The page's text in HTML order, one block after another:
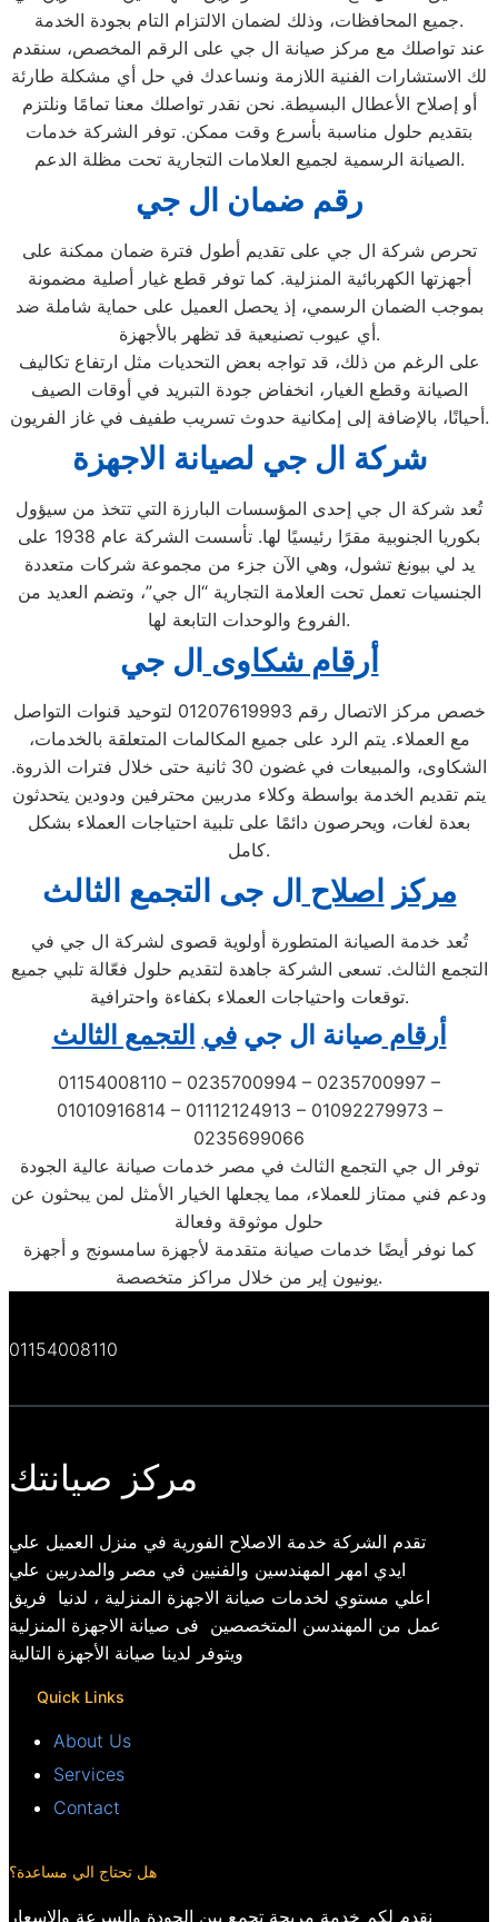
جميع المحافظات، وذلك لضمان الالتزام التام بجودة الخدمة.
عند تواصلك مع مركز صيانة ال جي على الرقم المخصص، سنقدم
لك الاستشارات الفنية اللازمة ونساعدك في حل أي مشكلة طارئة
أو إصلاح الأعطال البسيطة. نحن نقدر تواصلك معنا تمامًا ونلتزم
بتقديم حلول مناسبة بأسرع وقت ممكن. توفر الشركة خدمات
الصيانة الرسمية لجميع العلامات التجارية تحت مظلة الدعم.
رقم ضمان ال جي
تحرص شركة ال جي على تقديم أطول فترة ضمان ممكنة على
أجهزتها الكهربائية المنزلية. كما توفر قطع غيار أصلية مضمونة
بموجب الضمان الرسمي، إذ يحصل العميل على حماية شاملة ضد
أي عيوب تصنيعية قد تظهر بالأجهزة.
على الرغم من ذلك، قد تواجه بعض التحديات مثل ارتفاع تكاليف
الصيانة وقطع الغيار، انخفاض جودة التبريد في أوقات الصيف
أحيانًا، بالإضافة إلى إمكانية حدوث تسريب طفيف في غاز الفريون.
شركة ال جي لصيانة الاجهزة
تُعد شركة ال جي إحدى المؤسسات البارزة التي تتخذ من سيؤول
بكوريا الجنوبية مقرًا رئيسيًا لها. تأسست الشركة عام 1938 على
يد لي بيونغ تشول، وهي الآن جزء من مجموعة شركات متعددة
الجنسيات تعمل تحت العلامة التجارية “ال جي”، وتضم العديد من
الفروع والوحدات التابعة لها.
أرقام شكاوى ال جي
خصص مركز الاتصال رقم 01207619993 لتوحيد قنوات التواصل
مع العملاء. يتم الرد على جميع المكالمات المتعلقة بالخدمات،
الشكاوى، والمبيعات في غضون 30 ثانية حتى خلال فترات الذروة.
يتم تقديم الخدمة بواسطة وكلاء مدربين محترفين ودودين يتحدثون
بعدة لغات، ويحرصون دائمًا على تلبية احتياجات العملاء بشكل
كامل.
مركز اصلاح ال جى التجمع الثالث
تُعد خدمة الصيانة المتطورة أولوية قصوى لشركة ال جي في
التجمع الثالث. تسعى الشركة جاهدة لتقديم حلول فعّالة تلبي جميع
توقعات واحتياجات العملاء بكفاءة واحترافية.
أرقامصيانة ال جيفي التجمع الثالث
01154008110 – 0235700994 – 0235700997 –
01010916814 – 01112124913 – 01092279973 –
0235699066
توفر ال جي التجمع الثالث في مصر خدمات صيانة عالية الجودة
ودعم فني ممتاز للعملاء، مما يجعلها الخيار الأمثل لمن يبحثون عن
حلول موثوقة وفعالة
كما نوفر أيضًا خدمات صيانة متقدمة لأجهزة سامسونج و أجهزة
يونيون إير من خلال مراكز متخصصة.
01154008110
مركز صيانتك
تقدم الشركة خدمة الاصلاح الفورية في منزل العميل علي
ايدي امهر المهندسين والفنيين في مصر والمدربين علي
اعلي مستوي لخدمات صيانة الاجهزة المنزلية ، لدنيا فريق
عمل من المهندسن المتخصصين فى صيانة الاجهزة المنزلية
ويتوفر لدينا صيانة الأجهزة التالية
Quick Links
About Us
Services
Contact
هل تحتاج الي مساعدة؟
نقدم لكم خدمة مريحة تجمع بين الجودة والسرعة والاسعار